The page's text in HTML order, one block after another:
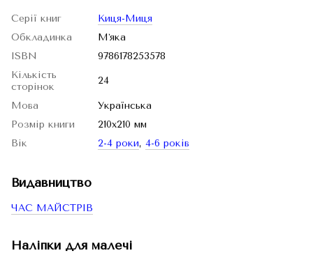
Серії книг
Киця-Миця
Обкладинка
Мʼяка
ISBN
9786178253578
Кількість
сторінок
24
Мова
Українська
Розмір книги
210х210 мм
Вік
2-4 роки, 4-6 років
Видавництво
ЧАС МАЙСТРІВ
Наліпки для малечі